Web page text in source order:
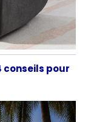
conseils pour